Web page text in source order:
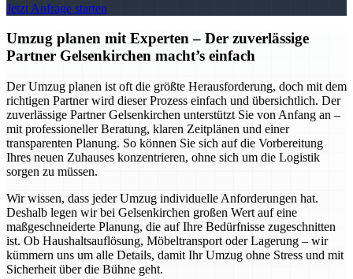
Jetzt Anfrage starten
Umzug planen mit Experten – Der zuverlässige
Partner Gelsenkirchen macht’s einfach
Der Umzug planen ist oft die größte Herausforderung, doch mit dem
richtigen Partner wird dieser Prozess einfach und übersichtlich. Der
zuverlässige Partner Gelsenkirchen unterstützt Sie von Anfang an –
mit professioneller Beratung, klaren Zeitplänen und einer
transparenten Planung. So können Sie sich auf die Vorbereitung
Ihres neuen Zuhauses konzentrieren, ohne sich um die Logistik
sorgen zu müssen.
Wir wissen, dass jeder Umzug individuelle Anforderungen hat.
Deshalb legen wir bei Gelsenkirchen großen Wert auf eine
maßgeschneiderte Planung, die auf Ihre Bedürfnisse zugeschnitten
ist. Ob Haushaltsauflösung, Möbeltransport oder Lagerung – wir
kümmern uns um alle Details, damit Ihr Umzug ohne Stress und mit
Sicherheit über die Bühne geht.